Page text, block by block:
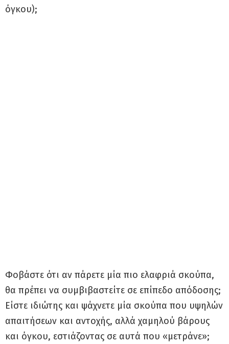
όγκου);
Φοβάστε ότι αν πάρετε μία πιο ελαφριά σκούπα,
θα πρέπει να συμβιβαστείτε σε επίπεδο απόδοσης;
Είστε ιδιώτης και ψάχνετε μία σκούπα που υψηλών
απαιτήσεων και αντοχής, αλλά χαμηλού βάρους
και όγκου, εστιάζοντας σε αυτά που «μετράνε»;